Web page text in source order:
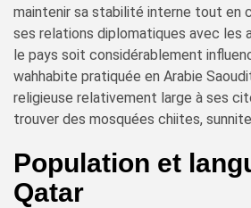
maintenir sa stabilité interne tout en
ses relations diplomatiques avec les
le pays soit considérablement
wahhabite pratiquée en Arabie
religieuse relativement large à ses
trouver des mosquées chiites,
Population et
Qatar